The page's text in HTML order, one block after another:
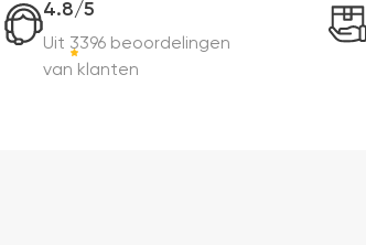
4.8/5
Uit 3396 beoordelingen
van klanten